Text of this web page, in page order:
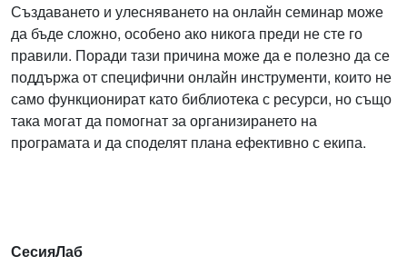
Създаването и улесняването на онлайн семинар може
да бъде сложно, особено ако никога преди не сте го
правили. Поради тази причина може да е полезно да се
поддържа от специфични онлайн инструменти, които не
само функционират като библиотека с ресурси, но също
така могат да помогнат за организирането на
програмата и да споделят плана ефективно с екипа.
СесияЛаб